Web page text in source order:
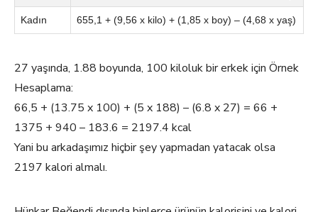
Kadın 655,1 + (9,56 x kilo) + (1,85 x boy) – (4,68 x yaş)
27 yaşında, 1.88 boyunda, 100 kiloluk bir erkek için Örnek
Hesaplama:
66,5 + (13.75 x 100) + (5 x 188) – (6.8 x 27) = 66 +
1375 + 940 – 183.6 = 2197.4 kcal
Yani bu arkadaşımız hiçbir şey yapmadan yatacak olsa
2197 kalori almalı.